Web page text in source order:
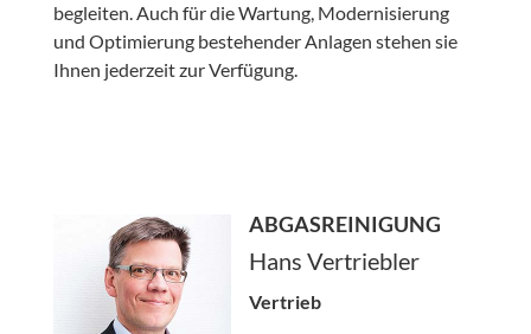
begleiten. Auch für die Wartung, Modernisierung
und Optimierung bestehender Anlagen stehen sie
Ihnen jederzeit zur Verfügung.
ABGASREINIGUNG
Hans Vertriebler
Vertrieb